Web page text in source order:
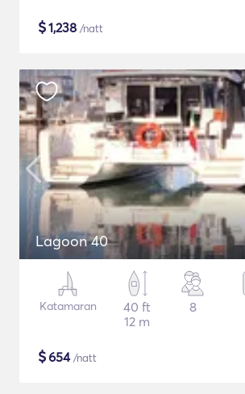
$1,238 /natt
Lagoon 40
Katamaran
40 ft
12 m
8
$654/natt